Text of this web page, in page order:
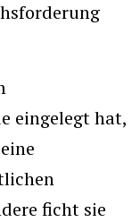
eingelegt hat,
ficht sie